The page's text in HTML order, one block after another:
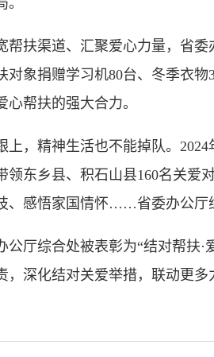
扶渠道、汇聚爱心力量，省委
对象捐赠学习机80台、冬季衣
帮扶的强大合力。
精神生活也不能掉队。2024
领东乡县、积石山县160名关
、感悟家国情怀……省委办公厅
综合处被表彰为“结对帮扶·
，深化结对关爱举措，联动更